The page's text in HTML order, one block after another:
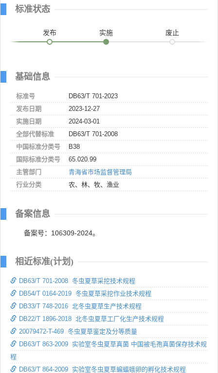
标准状态
发布 实施 废止
基础信息
标准号
DB63/T 701-2023
发布日期
2023-12-27
实施日期
2024-03-01
全部代替标准
DB63/T 701-2008
中国标准分类号
B38
国际标准分类号
65.020.99
主管部门
青海省市场监督管理局
行业分类
农、林、牧、渔业
备案信息
备案号：106309-2024。
相近标准(计划)
DB63/T 701-2008 冬虫夏草采挖技术规程
DB54/T 0164-2019 冬虫夏草采挖作业技术规程
DB33/T 748-2016 北冬虫夏草生产技术规程
DB22/T 1896-2018 北冬虫夏草工厂化生产技术规程
20079472-T-469 冬虫夏草鉴定及分等质量
DB63/T 863-2009 实验室冬虫夏草真菌 中国被毛孢真菌保存技术规
程
DB63/T 864-2009 实验室冬虫夏草蝙蝠蛾卵的孵化技术规程